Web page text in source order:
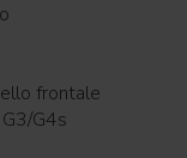
frontale
G4s